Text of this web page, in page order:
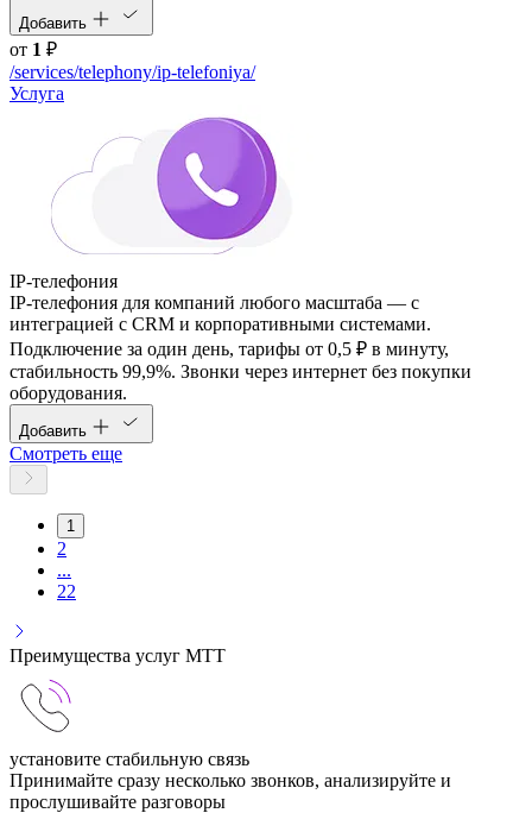
Добавить
от 1 ₽
/services/telephony/ip-telefoniya/
Услуга
IP-телефония
IP-телефония для компаний любого масштаба — с
интеграцией с CRM и корпоративными системами.
Подключение за один день, тарифы от 0,5 ₽ в минуту,
стабильность 99,9%. Звонки через интернет без покупки
оборудования.
Добавить
Смотреть еще
1
2
...
22
Преимущества услуг МТТ
установите стабильную связь
Принимайте сразу несколько звонков, анализируйте и
прослушивайте разговоры